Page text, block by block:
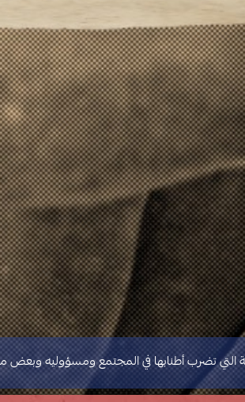
التي تضرب أطنابها في المجتمع ومسؤوليه